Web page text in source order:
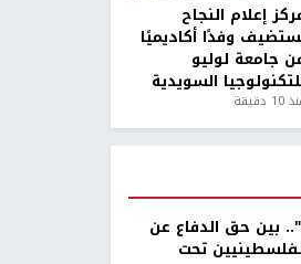
إعلام النجاح
وفدًا أكاديميًا
جامعة لوليو
السويدية
دقيقة
بين حق الدفاع عن
تحت